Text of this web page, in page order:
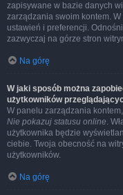
zapisywane w bazie danych
zarządzania swoim kontem.
ustawień i preferencji.
zazwyczaj na górze stron
Na górę
W jaki sposób można
użytkowników
W panelu zarządzania
Nie pokazuj statusu online.
użytkownika będzie
ciebie. Twoja obecność na
użytkowników.
Na górę